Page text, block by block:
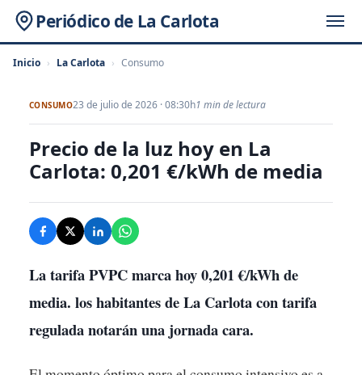
Periódico de La Carlota
Inicio › La Carlota › Consumo
CONSUMO23 de julio de 2026 · 08:30h1 min de lectura
Precio de la luz hoy en La
Carlota: 0,201 €/kWh de media
La tarifa PVPC marca hoy 0,201 €/kWh de
media. los habitantes de La Carlota con tarifa
regulada notarán una jornada cara.